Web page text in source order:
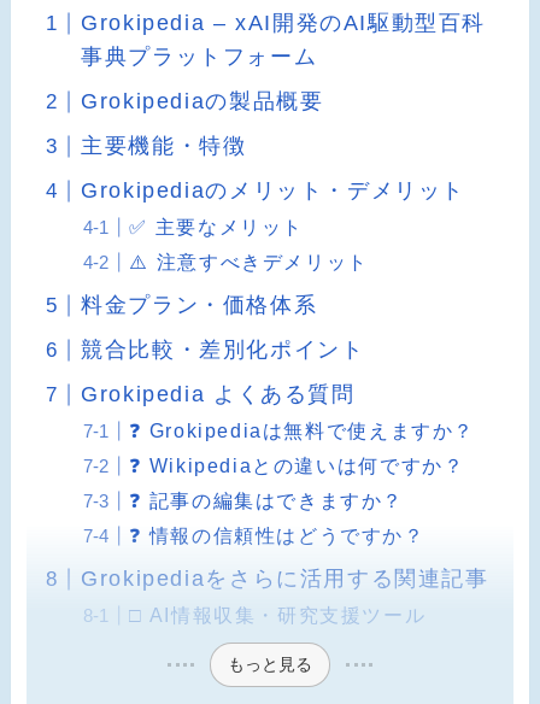
Grokipedia – xAI開発のAI駆動型百科
事典プラットフォーム
Grokipediaの製品概要
主要機能・特徴
Grokipediaのメリット・デメリット
✅ 主要なメリット
⚠️ 注意すべきデメリット
料金プラン・価格体系
競合比較・差別化ポイント
Grokipedia よくある質問
❓ Grokipediaは無料で使えますか？
❓ Wikipediaとの違いは何ですか？
❓ 記事の編集はできますか？
❓ 情報の信頼性はどうですか？
Grokipediaをさらに活用する関連記事
□ AI情報収集・研究支援ツール
もっと見る